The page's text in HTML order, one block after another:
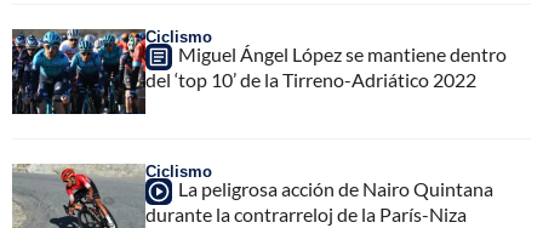
Ciclismo
Miguel Ángel López se mantiene dentro
del ‘top 10’ de la Tirreno-Adriático 2022
Ciclismo
La peligrosa acción de Nairo Quintana
durante la contrarreloj de la París-Niza